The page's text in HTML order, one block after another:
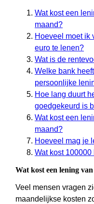
Wat kost een
maand?
Hoeveel moet ik
euro te lenen?
Wat is de
Welke bank
persoonlijke
Hoe lang duurt
goedgekeurd is
Wat kost een
maand?
Hoeveel mag je
Wat kost
Wat kost een lening
Veel mensen vragen
maandelijkse kosten